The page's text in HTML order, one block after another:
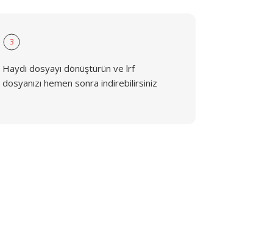
3
Haydi dosyayı dönüştürün ve lrf
dosyanızı hemen sonra indirebilirsiniz